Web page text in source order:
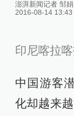
澎湃新闻记者 邹
2016-08-14 13:43
印尼喀拉
中国游客
化却越来